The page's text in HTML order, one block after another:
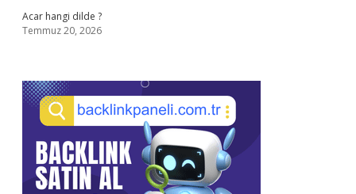
Acar hangi dilde ?
Temmuz 20, 2026